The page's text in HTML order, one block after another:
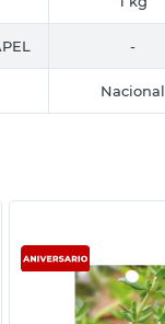
-
Nacional